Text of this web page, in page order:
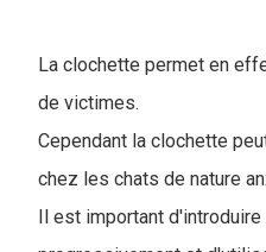
La clochette permet en
de victimes.
Cependant la clochette
chez les chats de nature
Il est important